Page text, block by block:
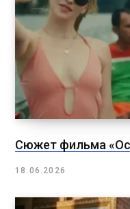
Сюжет фильма
18.06.2026